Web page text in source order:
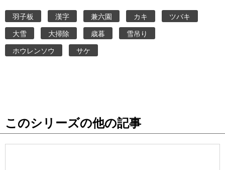
羽子板 漢字 兼六園 カキ
ツバキ
大雪
大掃除 歳暮
雪吊り
ホウレンソウ
サケ
このシリーズの他の記事